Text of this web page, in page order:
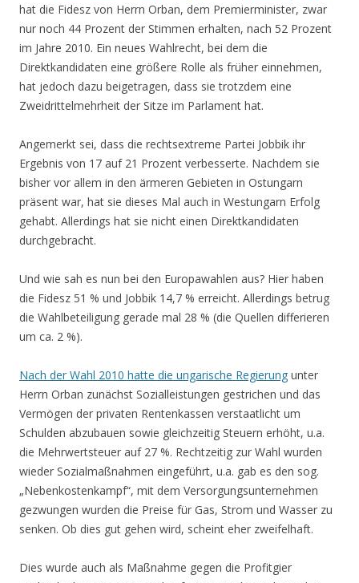
hat die Fidesz von Herrn Orban, dem Premierminister, zwar
nur noch 44 Prozent der Stimmen erhalten, nach 52 Prozent
im Jahre 2010. Ein neues Wahlrecht, bei dem die
Direktkandidaten eine größere Rolle als früher einnehmen,
hat jedoch dazu beigetragen, dass sie trotzdem eine
Zweidrittelmehrheit der Sitze im Parlament hat.
Angemerkt sei, dass die rechtsextreme Partei Jobbik ihr
Ergebnis von 17 auf 21 Prozent verbesserte. Nachdem sie
bisher vor allem in den ärmeren Gebieten in Ostungarn
präsent war, hat sie dieses Mal auch in Westungarn Erfolg
gehabt. Allerdings hat sie nicht einen Direktkandidaten
durchgebracht.
Und wie sah es nun bei den Europawahlen aus? Hier haben
die Fidesz 51 % und Jobbik 14,7 % erreicht. Allerdings betrug
die Wahlbeteiligung gerade mal 28 % (die Quellen differieren
um ca. 2 %).
Nach der Wahl 2010 hatte die ungarische Regierung unter
Herrn Orban zunächst Sozialleistungen gestrichen und das
Vermögen der privaten Rentenkassen verstaatlicht um
Schulden abzubauen sowie gleichzeitig Steuern erhöht, u.a.
die Mehrwertsteuer auf 27 %. Rechtzeitig zur Wahl wurden
wieder Sozialmaßnahmen eingeführt, u.a. gab es den sog.
„Nebenkostenkampf“, mit dem Versorgungsunternehmen
gezwungen wurden die Preise für Gas, Strom und Wasser zu
senken. Ob dies gut gehen wird, scheint eher zweifelhaft.
Dies wurde auch als Maßnahme gegen die Profitgier